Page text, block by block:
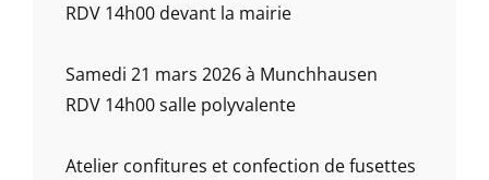
RDV 14h00 devant la mairie
Samedi 21 mars 2026 à Munchhausen
RDV 14h00 salle polyvalente
Atelier confitures et confection de fusettes